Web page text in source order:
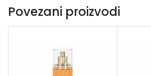
Povezani proizvodi